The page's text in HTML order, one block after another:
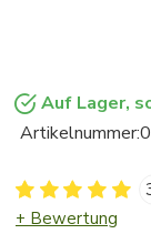
Auf Lager,
Artikelnummer:
+ Bewertung